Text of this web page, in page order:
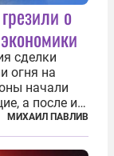
о
сделки
огня на
начали
а после и
«перелом»
лиц
МИХАИЛ ПАВЛИВ